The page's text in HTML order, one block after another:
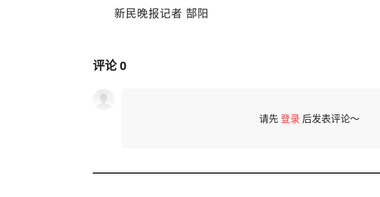
新民晚报记者 郜阳
评论0
请先登录 后发表评论～